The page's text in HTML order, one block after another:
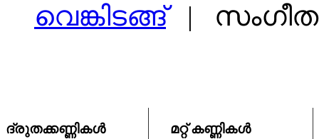
വെങ്കിടങ്ങ്‌|
ദ്രുതക്കണ്ണികള്‍ മറ്റ് കണ്ണികള്‍